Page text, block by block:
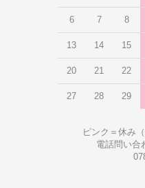
6 7 8
13 14 15
20 21 22
27 28 29
ピンク＝休み
電話問い合